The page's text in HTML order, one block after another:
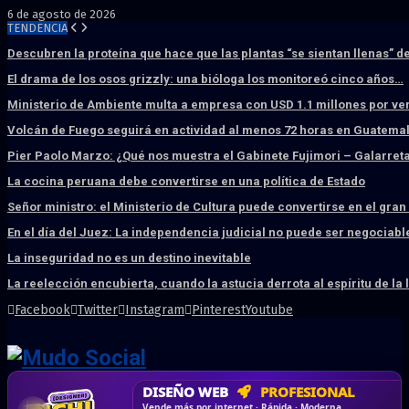
6 de agosto de 2026
TENDENCIA
Descubren la proteína que hace que las plantas “se sientan llenas”
El drama de los osos grizzly: una bióloga los monitoreó cinco años…
Ministerio de Ambiente multa a empresa con USD 1.1 millones por
Volcán de Fuego seguirá en actividad al menos 72 horas en
Pier Paolo Marzo: ¿Qué nos muestra el Gabinete Fujimori –
La cocina peruana debe convertirse en una política de Estado
Señor ministro: el Ministerio de Cultura puede convertirse en el
En el día del Juez: La independencia judicial no puede ser
La inseguridad no es un destino inevitable
La reelección encubierta, cuando la astucia derrota al espíritu de la
Facebook Twitter Instagram PinterestYoutube
HOSTING SSD SÚPER RÁPIDO
DISEÑO WEB PROFESIONAL
CRM & DASHBOARD A MEDIDA
CORREO CORPORATIVO